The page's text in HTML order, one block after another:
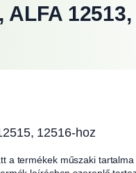
12513,
12516-hoz
a termékek műszaki